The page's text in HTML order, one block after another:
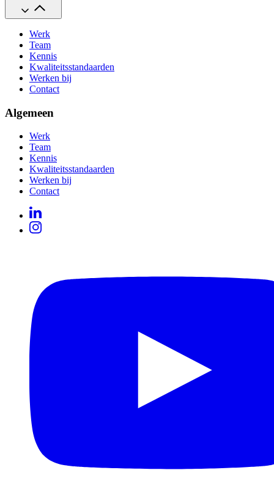
Werk
Team
Kennis
Kwaliteitsstandaarden
Werken bij
Contact
Algemeen
Werk
Team
Kennis
Kwaliteitsstandaarden
Werken bij
Contact